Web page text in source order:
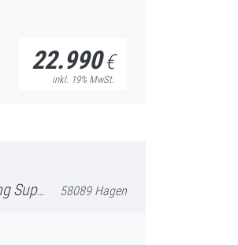
22.990 €
inkl. 19% MwSt.
58089 Hagen